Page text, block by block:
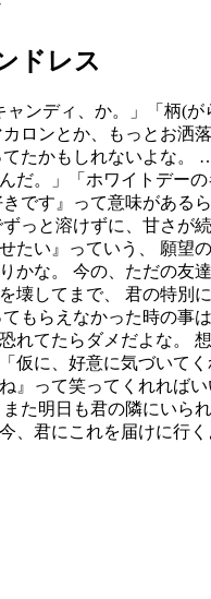
ドレス
ンディ、か。」 ​「柄(が
ロンとか、もっとお洒
てたかもしれないよな
だ。」 ​「ホワイトデー
きです』って意味があ
ずっと溶けずに、甘さ
たい』っていう、 願望
かな。 今の、ただの友
壊してまで、 君の特別
もらえなかった時の事
れてたらダメだよな。
仮に、好意に気づいてく
』って笑ってくれれば
た明日も君の隣にいられ
、君にこれを届けに行く